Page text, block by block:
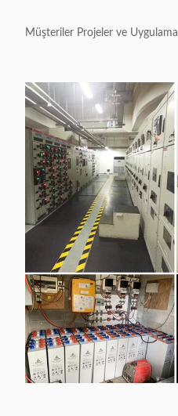
Müşteriler Projeler ve Uygulama